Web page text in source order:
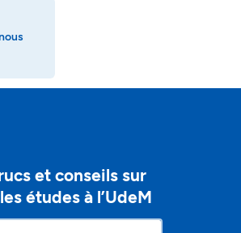
et conseils sur
études à l’UdeM